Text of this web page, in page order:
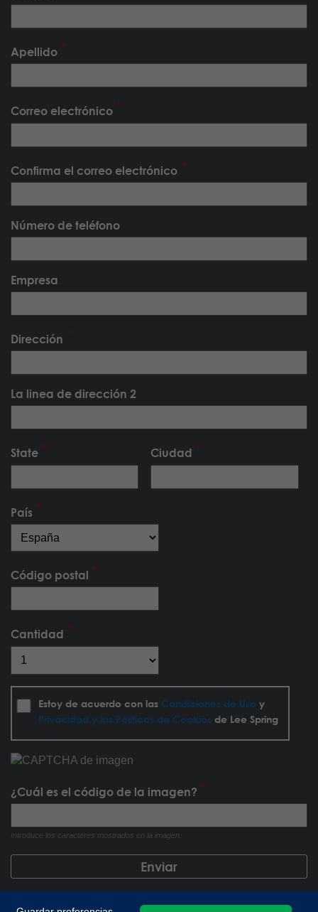
Apellido
Correo electrónico
Confirma el correo electrónico
Número de teléfono
Empresa
Dirección
La linea de dirección 2
State Ciudad
País
Código postal
Cantidad
Estoy de acuerdo con las Condiciones de Uso y
Privacidad y las Políticas de Cookiesde Lee Spring
¿Cuál es el código de la imagen?
Introduce los caracteres mostrados en la imagen.